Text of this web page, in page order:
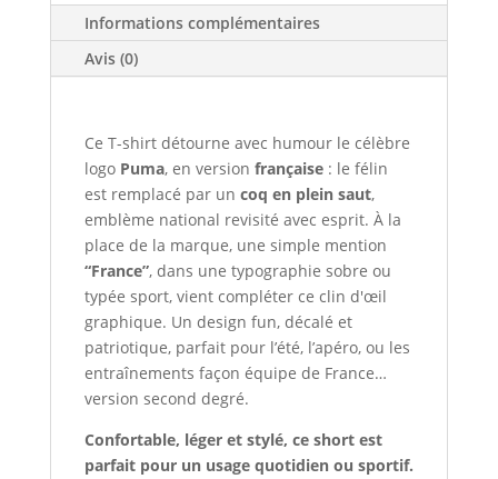
Informations complémentaires
Avis (0)
Ce T-shirt détourne avec humour le célèbre
logo Puma, en version française: le félin
est remplacé par un coq en plein saut,
emblème national revisité avec esprit. À la
place de la marque, une simple mention
“France”, dans une typographie sobre ou
typée sport, vient compléter ce clin d'œil
graphique. Un design fun, décalé et
patriotique, parfait pour l’été, l’apéro, ou les
entraînements façon équipe de France…
version second degré.
Confortable, léger et stylé, ce short est
parfait pour un usage quotidien ou sportif.